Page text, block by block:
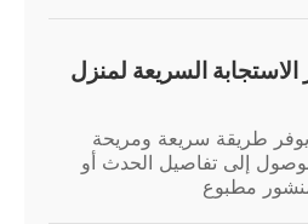
السريعة لمنزل
يوفر طريقة سريعة ومريحة
إلى تفاصيل الحدث أو